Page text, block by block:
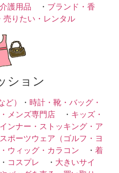
介護用品 ・ ブランド・香
売りたい・レンタル
ション
） ・ 時計・靴・バッグ・
メンズ専門店 ・ キッズ・
インナー・ストッキング・ア
ポーツウェア（ゴルフ・ヨ
ウィッグ・カラコン ・ 着
コスプレ ・ 大きいサイ